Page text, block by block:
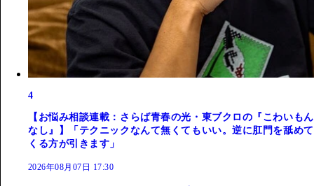
4
【お悩み相談連載：さらば青春の光・東ブクロの『こわいもん
なし』】「テクニックなんて無くてもいい。逆に肛門を舐めて
くる方が引きます」
2026年08月07日 17:30